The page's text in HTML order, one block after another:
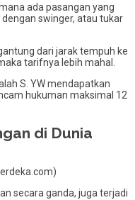
ada pasangan yang
dengan swinger, atau tukar
dari jarak tempuh ke
tarifnya lebih mahal.
S. YW mendapatkan
hukuman maksimal 12
di Dunia
secara ganda, juga terjadi